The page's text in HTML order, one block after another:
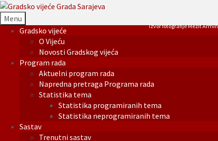
Menu
Gradsko vijeće
O Vijeću
Novosti Gradskog vijeća
Program rada
Aktuelni program rada
Napredna pretraga Programa rada
Statistika tema
Statistika programiranih tema
Statistika neprogramiranih tema
Sastav
Trenutni sastav
Izvor fotografije Mezit Armin